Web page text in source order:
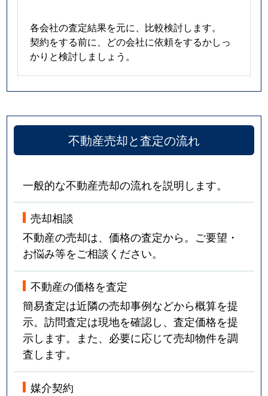
各会社の査定結果を元に、比較検討します。
契約をする前に、どの会社に依頼をするかしっ
かりと検討しましょう。
不動産売却と査定の流れ
一般的な不動産売却の流れを説明します。
売却相談
不動産の売却は、価格の査定から。ご要望・
お悩み等をご相談ください。
不動産の価格を査定
簡易査定は近隣の売却事例などから概算を提
示。訪問査定は現地を確認し、査定価格を提
示します。また、必要に応じて売却物件を調
査します。
媒介契約